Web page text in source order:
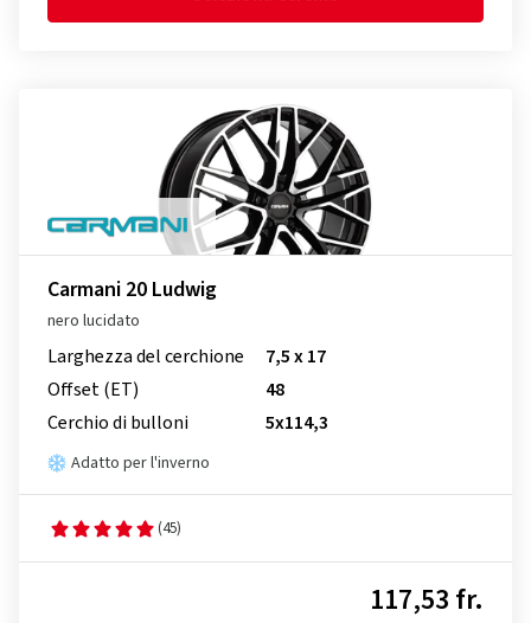
Carmani 20 Ludwig
nero lucidato
Larghezza del cerchione
7,5 x 17
Offset (ET)
48
Cerchio di bulloni
5x114,3
Adatto per l'inverno
(45)
117,53 fr.